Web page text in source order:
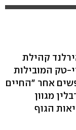
קהילת
טק המובילות
אחר "החיים
מגוון
הגוף